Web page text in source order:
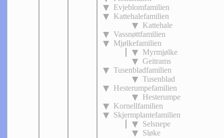
Evjeblomfamilien
Kattehalefamilien
Kattehale
Vassnøttfamilien
Mjølkefamilien
Myrmjølke
Geitrams
Tusenbladfamilien
Tusenblad
Hesterumpefamilien
Hesterumpe
Kornellfamilien
Skjermplantefamilien
Selsnepe
Sløke